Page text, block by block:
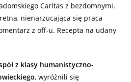
Caritas z bezdomnymi.
nienarzucająca się praca
z off-u. Recepta na udany
z klasy humanistyczno-
, wyróżnili się